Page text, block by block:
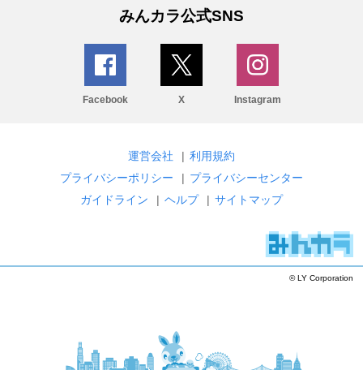
みんカラ公式SNS
Facebook X Instagram
運営会社 | 利用規約
プライバシーポリシー
| プライバシーセンター
ガイドライン
| ヘルプ | サイトマップ
© LY Corporation